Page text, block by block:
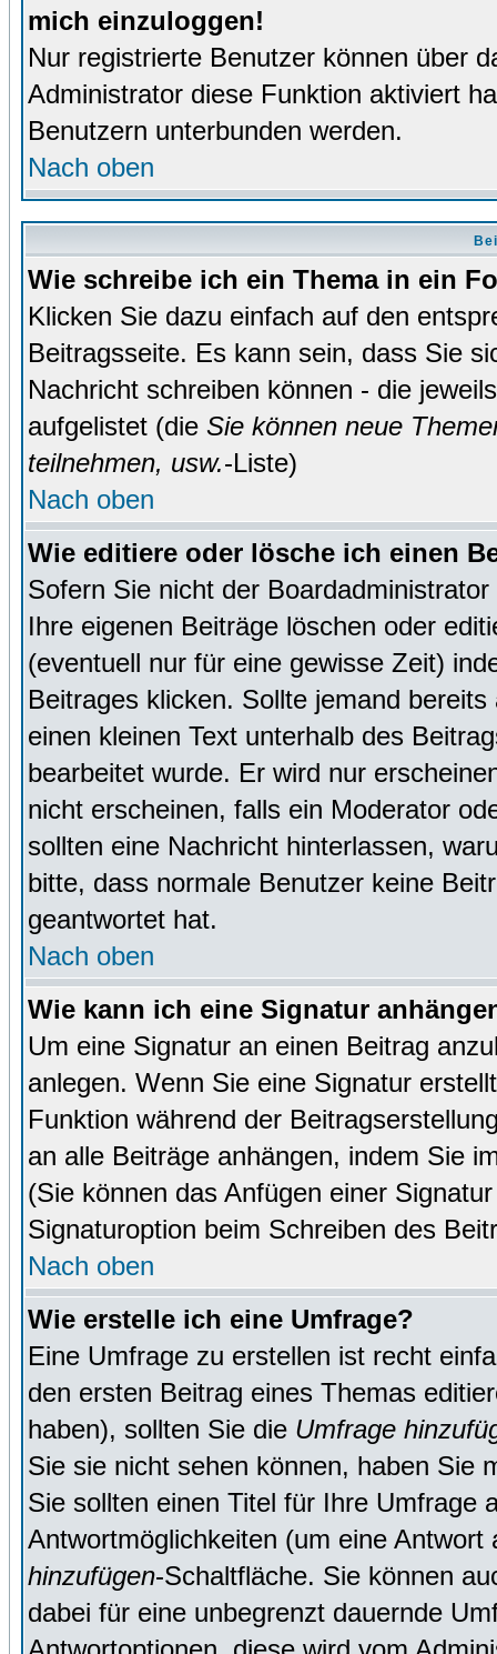
mich einzuloggen!
Nur registrierte Benutzer können über
Administrator diese Funktion aktiviert
Benutzern unterbunden werden.
Nach oben
Wie schreibe ich ein Thema in ein
Klicken Sie dazu einfach auf den
Beitragsseite. Es kann sein, dass Sie
Nachricht schreiben können - die
aufgelistet (die Sie können neue
teilnehmen, usw.-Liste)
Nach oben
Wie editiere oder lösche ich einen
Sofern Sie nicht der
Ihre eigenen Beiträge löschen oder
(eventuell nur für eine gewisse Zeit)
Beitrages klicken. Sollte jemand
einen kleinen Text unterhalb des
bearbeitet wurde. Er wird nur
nicht erscheinen, falls ein Moderator
sollten eine Nachricht hinterlassen,
bitte, dass normale Benutzer keine
geantwortet hat.
Nach oben
Wie kann ich eine Signatur
Um eine Signatur an einen Beitrag
anlegen. Wenn Sie eine Signatur
Funktion während der
an alle Beiträge anhängen, indem Sie
(Sie können das Anfügen einer
Signaturoption beim Schreiben des
Nach oben
Wie erstelle ich eine Umfrage?
Eine Umfrage zu erstellen ist recht
den ersten Beitrag eines Themas
haben), sollten Sie die Umfrage
Sie sie nicht sehen können, haben Sie
Sie sollten einen Titel für Ihre Umfrage
Antwortmöglichkeiten (um eine
hinzufügen-Schaltfläche. Sie können
dabei für eine unbegrenzt dauernde